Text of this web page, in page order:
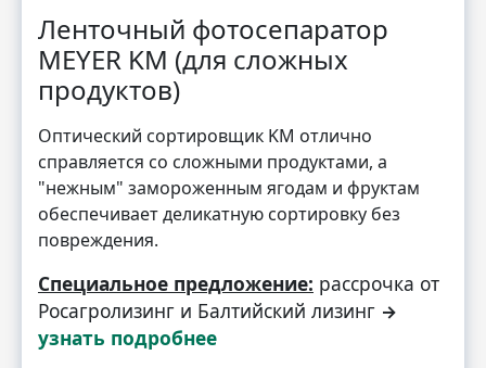
Ленточный фотосепаратор
MEYER KM (для сложных
продуктов)
Оптический сортировщик KM отлично
справляется со сложными продуктами, а
"нежным" замороженным ягодам и фруктам
обеспечивает деликатную сортировку без
повреждения.
Специальное предложение: рассрочка от
Росагролизинг и Балтийский лизинг →
узнать подробнее